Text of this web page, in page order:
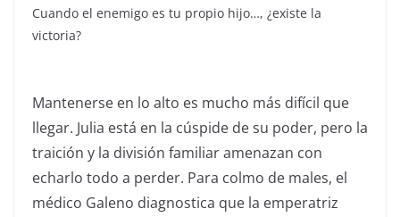
Cuando el enemigo es tu propio hijo…, ¿existe la
victoria?
Mantenerse en lo alto es mucho más difícil que
llegar. Julia está en la cúspide de su poder, pero la
traición y la división familiar amenazan con
echarlo todo a perder. Para colmo de males, el
médico Galeno diagnostica que la emperatriz